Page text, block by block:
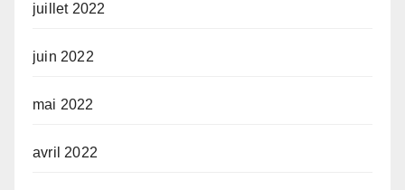
juillet 2022
juin 2022
mai 2022
avril 2022